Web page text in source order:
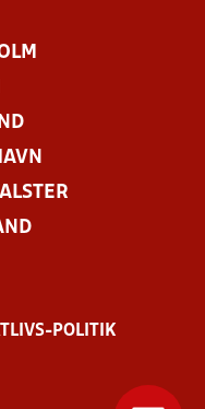
POLITIK